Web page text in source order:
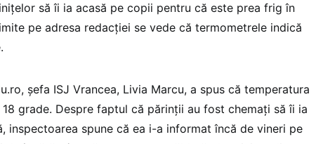
să îi ia acasă pe copii pentru că este prea frig în
pe adresa redacției se vede că termometrele indică
șefa ISJ Vrancea, Livia Marcu, a spus că temperatura
grade. Despre faptul că părinții au fost chemați să îi ia
inspectoarea spune că ea i-a informat încă de vineri pe